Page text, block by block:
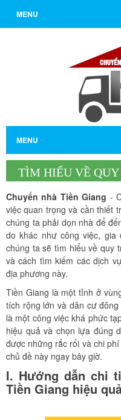
MENU
MENU
TÌM HIỂU VỀ
TIỀN GIANG HIỆU
Chuyển nhà Tiền Giang -
việc quan trọng và cần thiết
chúng ta phải dọn nhà để
do khác như công việc, gia
chúng ta sẽ tìm hiểu về quy
và cách tìm kiếm các dịch
địa phương này.
Tiền Giang là một tỉnh ở
tích rộng lớn và dân cư
là một công việc khá phức
hiệu quả và chọn lựa đúng
được những rắc rối và chi
chủ đề này ngay bây giờ.
I. Hướng dẫn chi
Tiền Giang hiệu